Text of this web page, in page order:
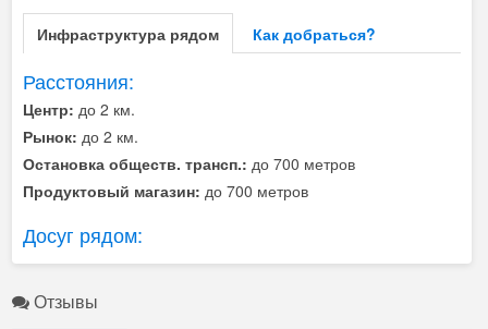
Инфраструктура рядом Как добраться?
Расстояния:
Центр: до 2 км.
Рынок: до 2 км.
Остановка обществ. трансп.: до 700 метров
Продуктовый магазин: до 700 метров
Досуг рядом:
Отзывы